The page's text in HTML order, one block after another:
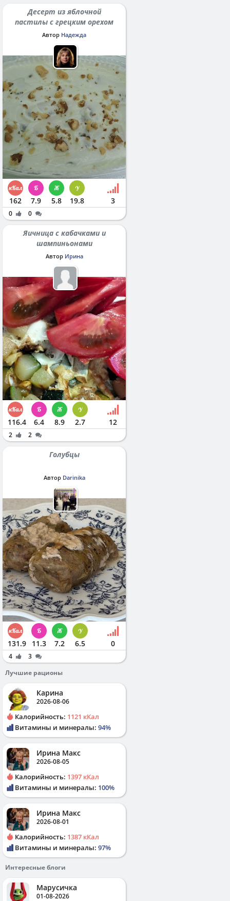
Десерт из яблочной
пастилы с грецким орехом
Автор Надежда
162 7.9 5.8 19.8 3
0 0
Яичница с кабачками и
шампиньонами
Автор Ирина
116.4 6.4 8.9 2.7 12
2 2
Голубцы
Автор Darinika
131.9 11.3 7.2 6.5 0
4
3
Лучшие рационы
Карина
2026-08-06
Калорийность: 1121 кКал
Витамины и минералы: 94%
Ирина Макс
2026-08-05
Калорийность: 1397 кКал
Витамины и минералы: 100%
Ирина Макс
2026-08-01
Калорийность: 1387 кКал
Витамины и минералы: 97%
Интересные блоги
Марусичка
01-08-2026